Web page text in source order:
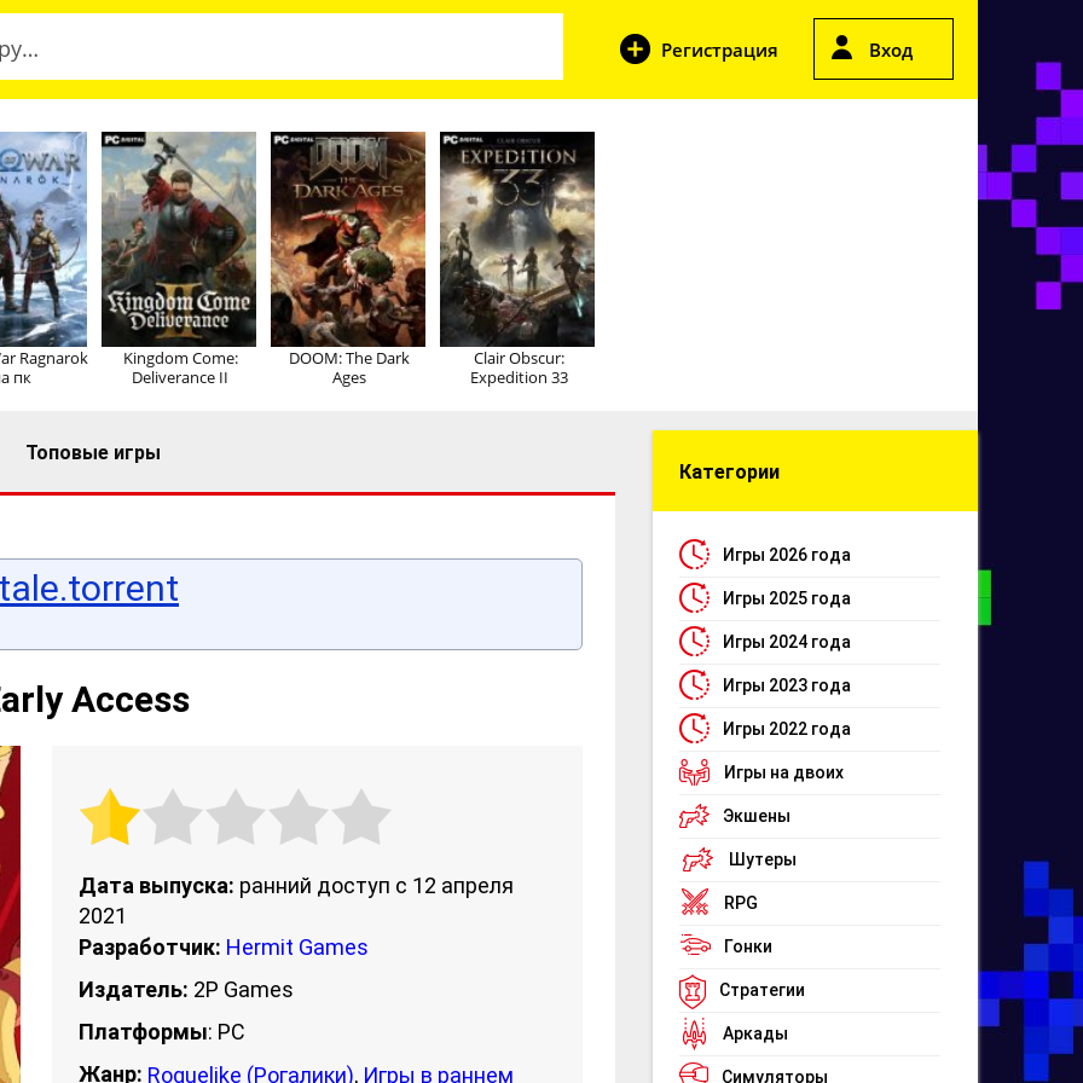
Регистрация Вход
Ragnarok
пк
Kingdom Come:
Deliverance II
DOOM: The Dark
Ages
Clair Obscur:
Expedition 33
Топовые игры
Access
Дата выпуска: ранний доступ с 12 апреля
2021
Разработчик: Hermit Games
Издатель: 2P Games
Платформы: PC
Жанр: Roguelike (Рогалики), Игры в раннем
Категории
Игры 2026 года
Игры 2025 года
Игры 2024 года
Игры 2023 года
Игры 2022 года
Игры на двоих
Экшены
Шутеры
RPG
Гонки
Стратегии
Аркады
Симуляторы